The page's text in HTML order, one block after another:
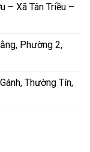
1/2″ đến 2″),
với nhu cầu cụ
dùng trong
hoặc điều
– Xã Tân Triều –
Phường 2,
Thường Tín,